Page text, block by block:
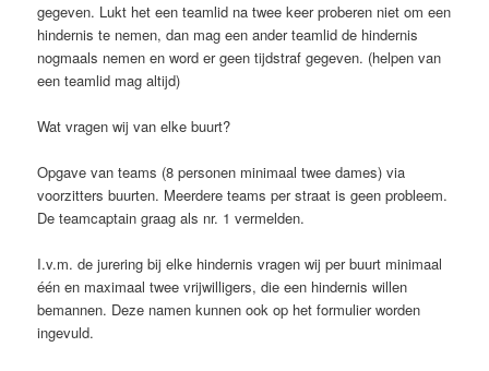
gegeven. Lukt het een teamlid na twee keer proberen niet om een
hindernis te nemen, dan mag een ander teamlid de hindernis
nogmaals nemen en word er geen tijdstraf gegeven. (helpen van
een teamlid mag altijd)
Wat vragen wij van elke buurt?
Opgave van teams (8 personen minimaal twee dames) via
voorzitters buurten. Meerdere teams per straat is geen probleem.
De teamcaptain graag als nr. 1 vermelden.
I.v.m. de jurering bij elke hindernis vragen wij per buurt minimaal
één en maximaal twee vrijwilligers, die een hindernis willen
bemannen. Deze namen kunnen ook op het formulier worden
ingevuld.